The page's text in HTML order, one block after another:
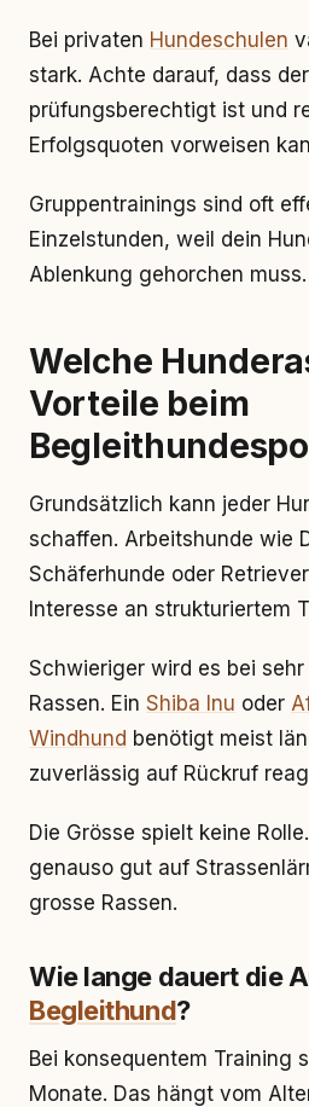
Bei privaten Hundeschulen
stark. Achte darauf, dass
prüfungsberechtigt ist und
Erfolgsquoten vorweisen
Gruppentrainings sind oft
Einzelstunden, weil dein
Ablenkung gehorchen muss.
Welche
Vorteile beim
Grundsätzlich kann jeder
schaffen. Arbeitshunde wie
Schäferhunde oder
Interesse an strukturiertem
Schwieriger wird es bei
Rassen. Ein Shiba Inu oder
Windhund benötigt meist
zuverlässig auf Rückruf
Die Grösse spielt keine
genauso gut auf
grosse Rassen.
Wie lange dauert die
Begleithund?
Bei konsequentem Training
Monate. Das hängt vom